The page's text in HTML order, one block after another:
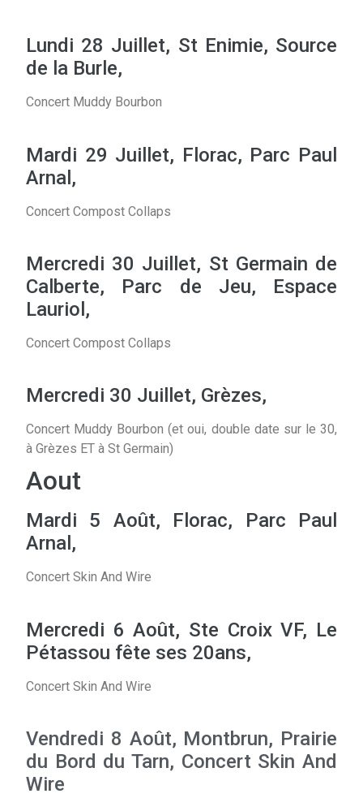
Lundi 28 Juillet, St Enimie, Source
de la Burle,
Concert Muddy Bourbon
Mardi 29 Juillet, Florac, Parc Paul
Arnal,
Concert Compost Collaps
Mercredi 30 Juillet, St Germain de
Calberte, Parc de Jeu, Espace
Lauriol,
Concert Compost Collaps
Mercredi 30 Juillet, Grèzes,
Concert Muddy Bourbon (et oui, double date sur le 30,
à Grèzes ET à St Germain)
Aout
Mardi 5 Août, Florac, Parc Paul
Arnal,
Concert Skin And Wire
Mercredi 6 Août, Ste Croix VF, Le
Pétassou fête ses 20ans,
Concert Skin And Wire
Vendredi 8 Août, Montbrun, Prairie
du Bord du Tarn, Concert Skin And
Wire